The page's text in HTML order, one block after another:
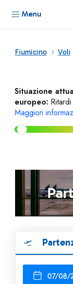
Menu
Fiumicino Voli
Situazione
europeo:
Maggiori
07/08/